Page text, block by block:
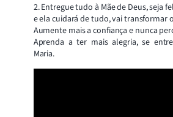
2. Entregue tudo à Mãe de Deus, seja
e ela cuidará de tudo, vai transformar
Aumente mais a confiança e nunca
Aprenda a ter mais alegria, se
Maria.